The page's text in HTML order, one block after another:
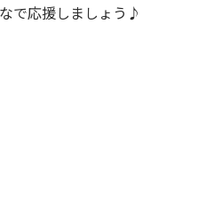
で応援しましょう♪